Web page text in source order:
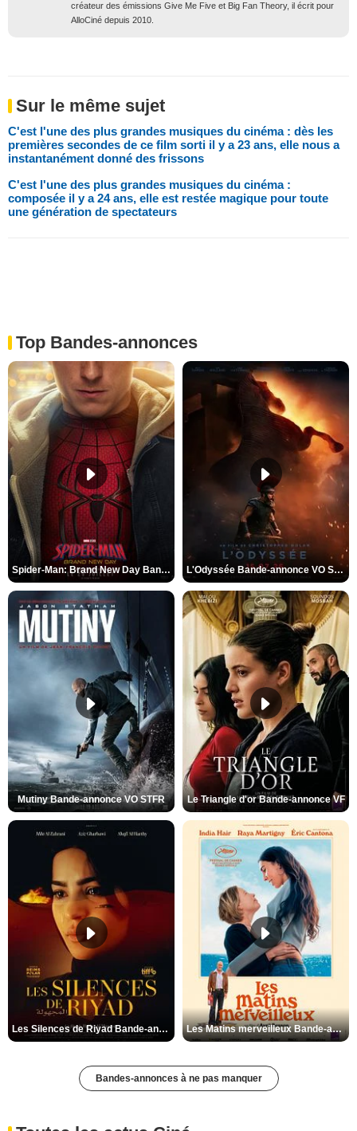
créateur des émissions Give Me Five et Big Fan Theory, il écrit pour
AlloCiné depuis 2010.
Sur le même sujet
C'est l'une des plus grandes musiques du cinéma : dès les
premières secondes de ce film sorti il y a 23 ans, elle nous a
instantanément donné des frissons
C'est l'une des plus grandes musiques du cinéma :
composée il y a 24 ans, elle est restée magique pour toute
une génération de spectateurs
Top Bandes-annonces
Spider-Man: Brand New Day Bande-annonce VO STFR L'Odyssée Bande-annonce VO STFR
Mutiny Bande-annonce VO STFR Le Triangle d'or Bande-annonce VF
Les Silences de Riyad Bande-annonce VO STFR Les Matins merveilleux Bande-annonce VF
Bandes-annonces à ne pas manquer